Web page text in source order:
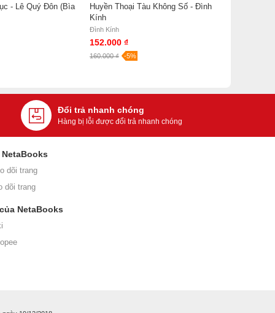
- Lê Quý Đôn (Bìa
Huyền Thoại Tàu Không Số - Đình
Kính
Đình Kính
152.000 ₫
160.000 ₫ -5%
Đổi trả nhanh chóng
Hàng bị lỗi được đổi trả nhanh chóng
dõi trang
dõi trang
NetaBooks